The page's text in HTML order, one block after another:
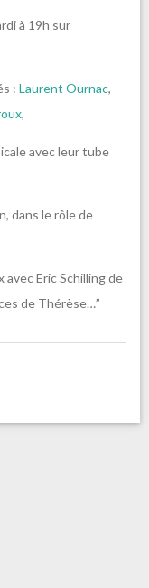
à 19h sur
: Laurent Ournac,
,
avec leur tube
dans le rôle de
Eric Schilling de
de Thérèse…”